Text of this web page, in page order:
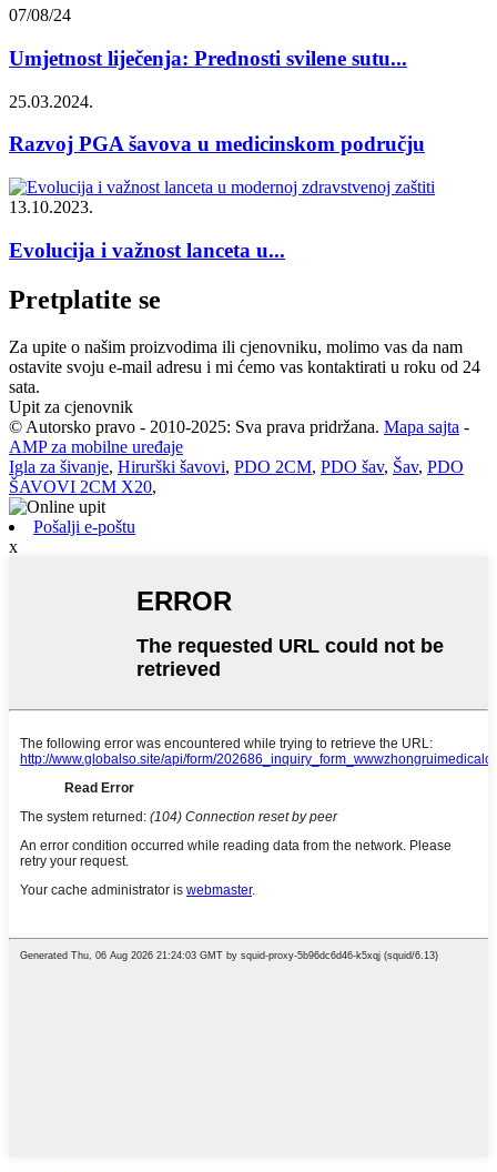
07/08/24
Umjetnost liječenja: Prednosti svilene sutu...
25.03.2024.
Razvoj PGA šavova u medicinskom području
13.10.2023.
Evolucija i važnost lanceta u...
Pretplatite se
Za upite o našim proizvodima ili cjenovniku, molimo vas da nam
ostavite svoju e-mail adresu i mi ćemo vas kontaktirati u roku od 24
sata.
Upit za cjenovnik
© Autorsko pravo - 2010-2025: Sva prava pridržana. Mapa sajta -
AMP za mobilne uređaje
Igla za šivanje, Hirurški šavovi, PDO 2CM, PDO šav, Šav, PDO
ŠAVOVI 2CM X20,
Pošalji e-poštu
x